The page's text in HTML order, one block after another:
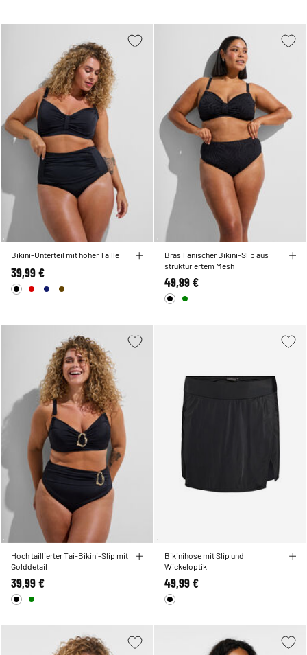
auch super bequem sind.
Bikini-Unterteil mit hoher Taille
39,99 €
Brasilianischer Bikini-Slip aus
strukturiertem Mesh
49,99 €
Hoch taillierter Tai-Bikini-Slip mit
Golddetail
39,99 €
Bikinihose mit Slip und
Wickeloptik
49,99 €